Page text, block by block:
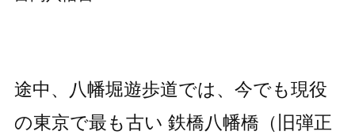
途中、八幡堀遊歩道では、今でも現役
の東京で最も古い 鉄橋八幡橋（旧弾正